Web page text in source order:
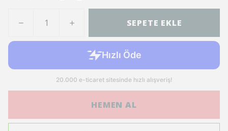
SEPETE EKLE
HEMEN AL